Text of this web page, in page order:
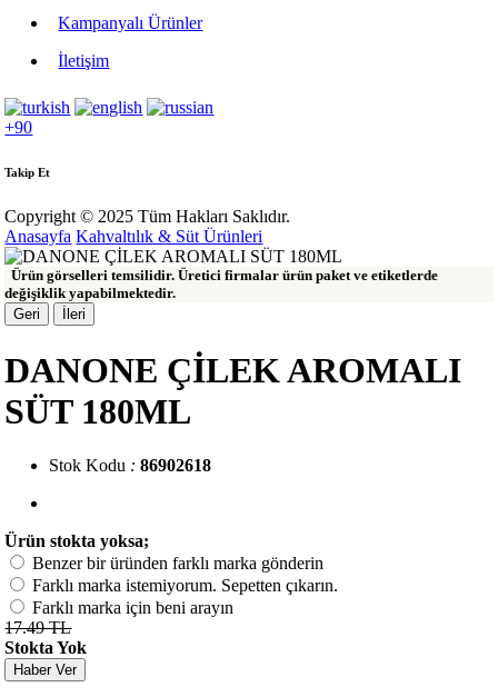
Kampanyalı Ürünler
İletişim
+90
Takip Et
Copyright © 2025 Tüm Hakları Saklıdır.
Anasayfa Kahvaltılık & Süt Ürünleri
Ürün görselleri temsilidir. Üretici firmalar ürün paket ve etiketlerde
değişiklik yapabilmektedir.
Geri
İleri
DANONE ÇİLEK AROMALI
SÜT 180ML
Stok Kodu : 86902618
Ürün stokta yoksa;
Benzer bir üründen farklı marka gönderin
Farklı marka istemiyorum. Sepetten çıkarın.
Farklı marka için beni arayın
17.49 TL
Stokta Yok
Haber Ver